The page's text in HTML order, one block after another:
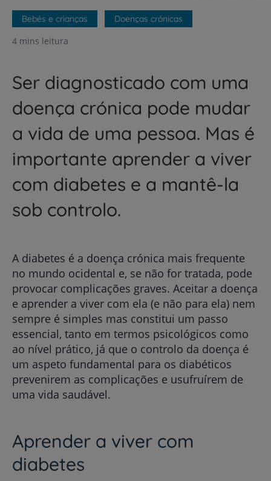
Bebés e crianças Doenças crónicas
4 mins leitura
Ser diagnosticado com uma
doença crónica pode mudar
a vida de uma pessoa. Mas é
importante aprender a viver
com diabetes e a mantê-la
sob controlo.
A diabetes é a doença crónica mais frequente
no mundo ocidental e, se não for tratada, pode
provocar complicações graves. Aceitar a doença
e aprender a viver com ela (e não para ela) nem
sempre é simples mas constitui um passo
essencial, tanto em termos psicológicos como
ao nível prático, já que o controlo da doença é
um aspeto fundamental para os diabéticos
prevenirem as complicações e usufruírem de
uma vida saudável.
Aprender a viver com
diabetes